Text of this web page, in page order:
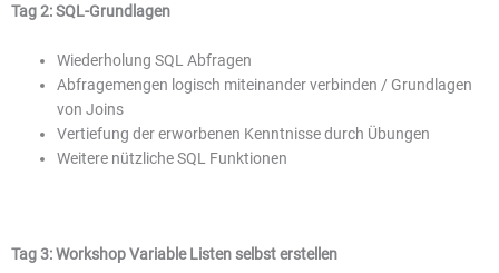
Tag 2: SQL-Grundlagen
Wiederholung SQL Abfragen
Abfragemengen logisch miteinander verbinden / Grundlagen
von Joins
Vertiefung der erworbenen Kenntnisse durch Übungen
Weitere nützliche SQL Funktionen
Tag 3: Workshop Variable Listen selbst erstellen